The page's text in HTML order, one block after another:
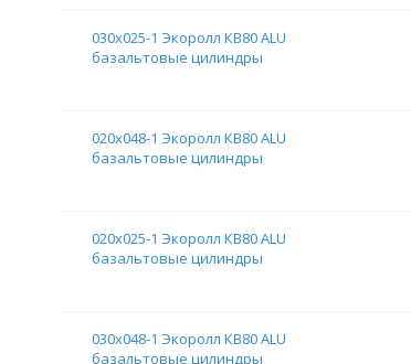
030х025-1 Экоролл КВ80 ALU
базальтовые цилиндры
020х048-1 Экоролл КВ80 ALU
базальтовые цилиндры
020х025-1 Экоролл КВ80 ALU
базальтовые цилиндры
030х048-1 Экоролл КВ80 ALU
базальтовые цилиндры